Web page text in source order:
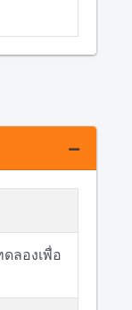
ลองเพื่อ